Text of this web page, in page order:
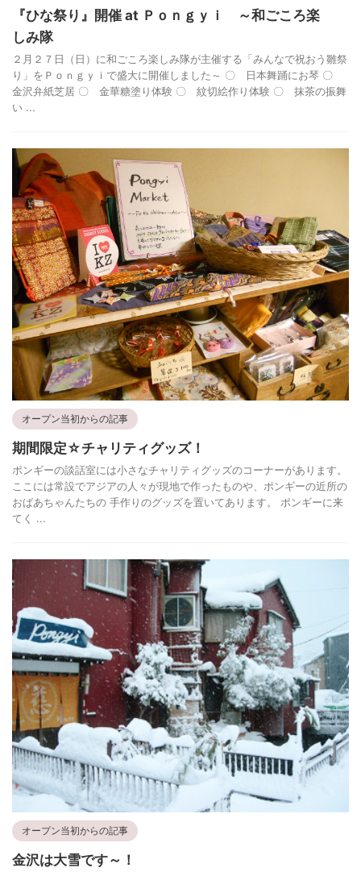
『ひな祭り』開催 at Ｐｏｎｇｙｉ ～和ごころ楽
しみ隊
２月２７日（日）に和ごころ楽しみ隊が主催する「みんなで祝おう雛祭
り」をＰｏｎｇｙｉで盛大に開催しました～ 〇 日本舞踊にお琴 〇
金沢弁紙芝居 〇 金華糖塗り体験 〇 紋切絵作り体験 〇 抹茶の振舞
い ...
オープン当初からの記事
期間限定☆チャリティグッズ！
ポンギーの談話室には小さなチャリティグッズのコーナーがあります。
ここには常設でアジアの人々が現地で作ったものや、ポンギーの近所の
おばあちゃんたちの 手作りのグッズを置いてあります。 ポンギーに来
てく ...
オープン当初からの記事
金沢は大雪です～！